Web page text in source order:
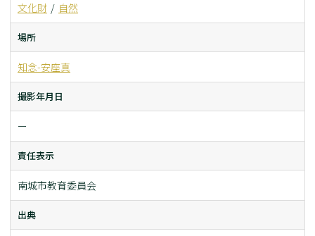
文化財 自然
場所
知念-安座真
撮影年月日
ー
責任表示
南城市教育委員会
出典